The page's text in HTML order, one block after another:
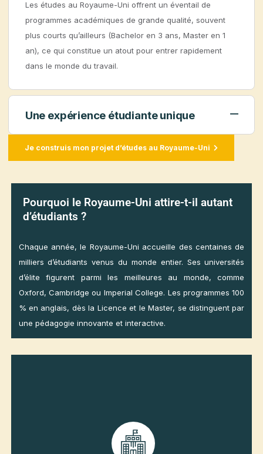
Des formations variées et reconnues
plus courts qu’ailleurs (Bachelor en 3 ans, Master en 1
dans le monde du travail.
Je construis mon projet d’études au Royaume-Uni
Pourquoi le Royaume-Uni attire-t-il autant
d’étudiants ?
Chaque année, le Royaume-Uni accueille des centaines de